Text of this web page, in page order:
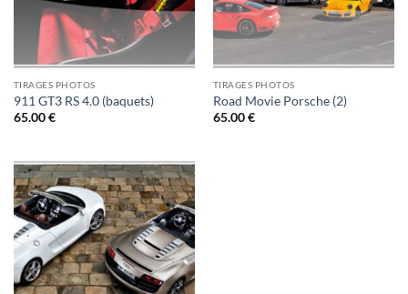
TIRAGES PHOTOS
911 GT3 RS 4.0 (baquets)
65.00€
TIRAGES PHOTOS
Road Movie Porsche (2)
65.00€